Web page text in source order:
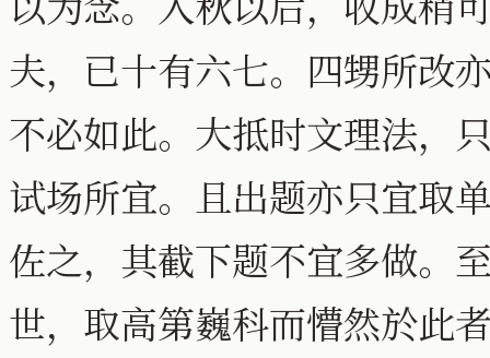
夫，已十有六七。四甥所改
不必如此。大抵时文理法，
试场所宜。且出题亦只宜取
佐之，其截下题不宜多做。
世，取高第巍科而懵然於此